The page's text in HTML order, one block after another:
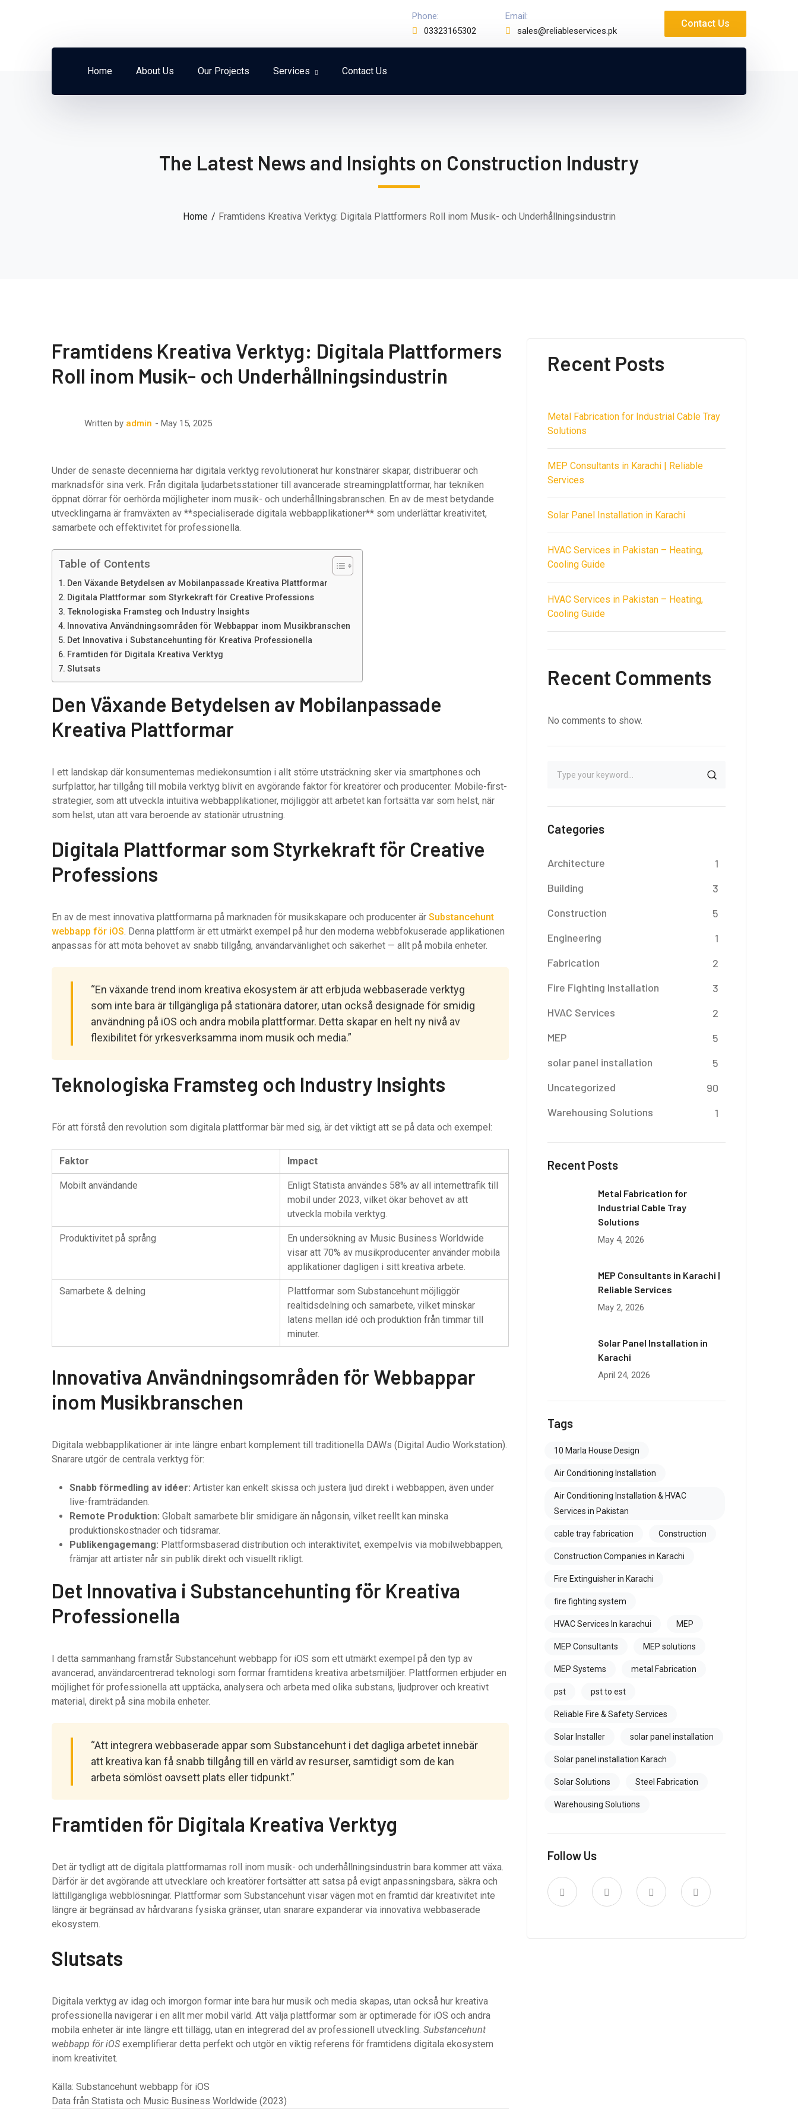
Phone:
03323165302
Email:
sales@reliableservices.pk
Contact Us
Home About Us Our Projects Services Contact Us
The Latest News and Insights on Construction Industry
Home Framtidens Kreativa Verktyg: Digitala Plattformers Roll inom Musik- och Underhållningsindustrin
Framtidens Kreativa Verktyg: Digitala Plattformers
Roll inom Musik- och Underhållningsindustrin
Written by admin May 15, 2025
Under de senaste decennierna har digitala verktyg revolutionerat hur konstnärer skapar, distribuerar och
marknadsför sina verk. Från digitala ljudarbetsstationer till avancerade streamingplattformar, har tekniken
öppnat dörrar för oerhörda möjligheter inom musik- och underhållningsbranschen. En av de mest betydande
utvecklingarna är framväxten av **specialiserade digitala webbapplikationer** som underlättar kreativitet,
samarbete och effektivitet för professionella.
Table of Contents
Den Växande Betydelsen av Mobilanpassade Kreativa Plattformar
Digitala Plattformar som Styrkekraft för Creative Professions
Teknologiska Framsteg och Industry Insights
Innovativa Användningsområden för Webbappar inom Musikbranschen
Det Innovativa i Substancehunting för Kreativa Professionella
Framtiden för Digitala Kreativa Verktyg
Slutsats
Den Växande Betydelsen av Mobilanpassade
Kreativa Plattformar
I ett landskap där konsumenternas mediekonsumtion i allt större utsträckning sker via smartphones och
surfplattor, har tillgång till mobila verktyg blivit en avgörande faktor för kreatörer och producenter. Mobile-first-
strategier, som att utveckla intuitiva webbapplikationer, möjliggör att arbetet kan fortsätta var som helst, när
som helst, utan att vara beroende av stationär utrustning.
Digitala Plattformar som Styrkekraft för Creative
Professions
En av de mest innovativa plattformarna på marknaden för musikskapare och producenter är Substancehunt
webbapp för iOS. Denna plattform är ett utmärkt exempel på hur den moderna webbfokuserade applikationen
anpassas för att möta behovet av snabb tillgång, användarvänlighet och säkerhet — allt på mobila enheter.
“En växande trend inom kreativa ekosystem är att erbjuda webbaserade verktyg
som inte bara är tillgängliga på stationära datorer, utan också designade för smidig
användning på iOS och andra mobila plattformar. Detta skapar en helt ny nivå av
flexibilitet för yrkesverksamma inom musik och media.”
Teknologiska Framsteg och Industry Insights
För att förstå den revolution som digitala plattformar bär med sig, är det viktigt att se på data och exempel:
Faktor Impact
Mobilt användande
Enligt Statista användes 58% av all internettrafik till
mobil under 2023, vilket ökar behovet av att
utveckla mobila verktyg.
Produktivitet på språng
En undersökning av Music Business Worldwide
visar att 70% av musikproducenter använder mobila
applikationer dagligen i sitt kreativa arbete.
Samarbete & delning
Plattformar som Substancehunt möjliggör
realtidsdelning och samarbete, vilket minskar
latens mellan idé och produktion från timmar till
minuter.
Innovativa Användningsområden för Webbappar
inom Musikbranschen
Digitala webbapplikationer är inte längre enbart komplement till traditionella DAWs (Digital Audio Workstation).
Snarare utgör de centrala verktyg för:
Snabb förmedling av idéer: Artister kan enkelt skissa och justera ljud direkt i webbappen, även under
live-framträdanden.
Remote Produktion: Globalt samarbete blir smidigare än någonsin, vilket reellt kan minska
produktionskostnader och tidsramar.
Publikengagemang: Plattformsbaserad distribution och interaktivitet, exempelvis via mobilwebbappen,
främjar att artister når sin publik direkt och visuellt rikligt.
Det Innovativa i Substancehunting för Kreativa
Professionella
I detta sammanhang framstår Substancehunt webbapp för iOS som ett utmärkt exempel på den typ av
avancerad, användarcentrerad teknologi som formar framtidens kreativa arbetsmiljöer. Plattformen erbjuder en
möjlighet för professionella att upptäcka, analysera och arbeta med olika substans, ljudprover och kreativt
material, direkt på sina mobila enheter.
“Att integrera webbaserade appar som Substancehunt i det dagliga arbetet innebär
att kreativa kan få snabb tillgång till en värld av resurser, samtidigt som de kan
arbeta sömlöst oavsett plats eller tidpunkt.”
Framtiden för Digitala Kreativa Verktyg
Det är tydligt att de digitala plattformarnas roll inom musik- och underhållningsindustrin bara kommer att växa.
Därför är det avgörande att utvecklare och kreatörer fortsätter att satsa på evigt anpassningsbara, säkra och
lättillgängliga webblösningar. Plattformar som Substancehunt visar vägen mot en framtid där kreativitet inte
längre är begränsad av hårdvarans fysiska gränser, utan snarare expanderar via innovativa webbaserade
ekosystem.
Slutsats
Digitala verktyg av idag och imorgon formar inte bara hur musik och media skapas, utan också hur kreativa
professionella navigerar i en allt mer mobil värld. Att välja plattformar som är optimerade för iOS och andra
mobila enheter är inte längre ett tillägg, utan en integrerad del av professionell utveckling. Substancehunt
webbapp för iOS exemplifierar detta perfekt och utgör en viktig referens för framtidens digitala ekosystem
inom kreativitet.
Källa: Substancehunt webbapp för iOS
Data från Statista och Music Business Worldwide (2023)
Recent Posts
Metal Fabrication for Industrial Cable Tray
Solutions
MEP Consultants in Karachi | Reliable
Services
Solar Panel Installation in Karachi
HVAC Services in Pakistan – Heating,
Cooling Guide
HVAC Services in Pakistan – Heating,
Cooling Guide
Recent Comments
No comments to show.
Categories
Architecture
1
Building
3
Construction
5
Engineering
1
Fabrication
2
Fire Fighting Installation
3
HVAC Services
2
MEP
5
solar panel installation
5
Uncategorized
90
Warehousing Solutions
1
Recent Posts
Metal Fabrication for
Industrial Cable Tray
Solutions
May 4, 2026
MEP Consultants in Karachi |
Reliable Services
May 2, 2026
Solar Panel Installation in
Karachi
April 24, 2026
Tags
10 Marla House Design
Air Conditioning Installation
Air Conditioning Installation & HVAC
Services in Pakistan
cable tray fabrication Construction
Construction Companies in Karachi
Fire Extinguisher in Karachi
fire fighting system
HVAC Services In karachui MEP
MEP Consultants MEP solutions
MEP Systems metal Fabrication
pst pst to est
Reliable Fire & Safety Services
Solar Installer solar panel installation
Solar panel installation Karach
Solar Solutions Steel Fabrication
Warehousing Solutions
Follow Us